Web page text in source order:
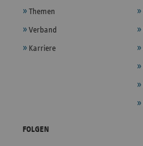
Themen
Verband
Karriere
FOLGEN